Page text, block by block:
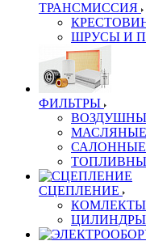
ТРАНСМИССИЯ
ШРУСЫ И
ФИЛЬТРЫ
СЦЕПЛЕНИЕ